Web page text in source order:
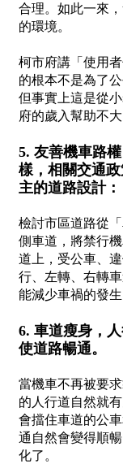
合理。如此一來
的環境。
柯市府講「使用
的根本不是為了
但事實上這是從
府的歲入幫助不
5. 友善機車路
樣，相關交通
主的道路設計：
檢討市區道路從
側車道，將禁行
道上，受公車、
行、左轉、右轉
能減少車禍的發生
6. 車道瘦身，
使道路暢通。
當機車不再被要
的人行道自然就
會擋住車道的公
通自然會變得順
化了。